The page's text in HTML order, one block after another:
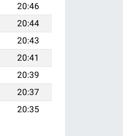
20:46
20:44
20:43
20:41
20:39
20:37
20:35